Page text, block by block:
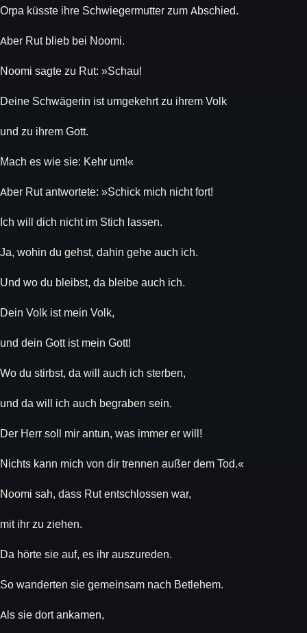
Orpa küsste ihre Schwiegermutter zum Abschied.
Aber Rut blieb bei Noomi.
Noomi sagte zu Rut: »Schau!
Deine Schwägerin ist umgekehrt zu ihrem Volk
und zu ihrem Gott.
Mach es wie sie: Kehr um!«
Aber Rut antwortete: »Schick mich nicht fort!
Ich will dich nicht im Stich lassen.
Ja, wohin du gehst, dahin gehe auch ich.
Und wo du bleibst, da bleibe auch ich.
Dein Volk ist mein Volk,
und dein Gott ist mein Gott!
Wo du stirbst, da will auch ich sterben,
und da will ich auch begraben sein.
Der Herr soll mir antun, was immer er will!
Nichts kann mich von dir trennen außer dem Tod.«
Noomi sah, dass Rut entschlossen war,
mit ihr zu ziehen.
Da hörte sie auf, es ihr auszureden.
So wanderten sie gemeinsam nach Betlehem.
Als sie dort ankamen,